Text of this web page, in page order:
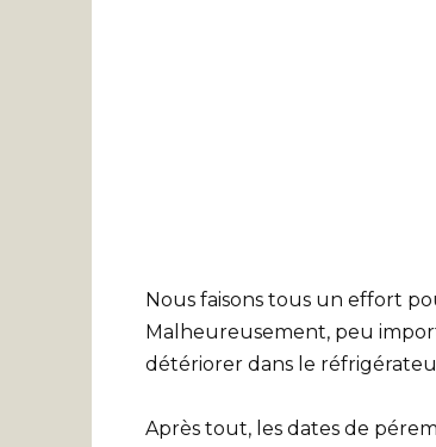
Nous faisons tous un effort
Malheureusement, peu
détériorer dans le
Après tout, les dates de